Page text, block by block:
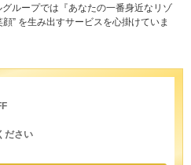
グループでは『あなたの一番身近なリゾ
” を生み出すサービスを心掛けていま
ださい